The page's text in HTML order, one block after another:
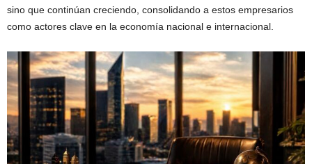
sino que continúan creciendo, consolidando a estos empresarios
como actores clave en la economía nacional e internacional.